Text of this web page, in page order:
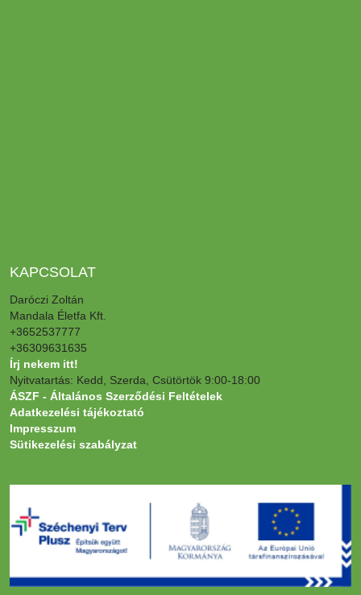
KAPCSOLAT
Daróczi Zoltán
Mandala Életfa Kft.
+3652537777
+36309631635
Írj nekem itt!
Nyitvatartás: Kedd, Szerda, Csütörtök 9:00-18:00
ÁSZF - Általános Szerződési Feltételek
Adatkezelési tájékoztató
Impresszum
Sütikezelési szabályzat